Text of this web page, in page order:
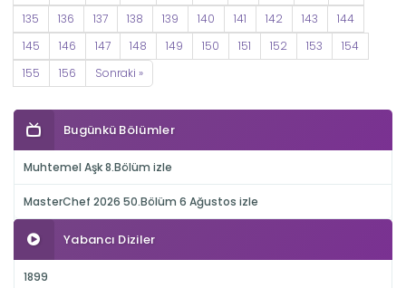
135
136 137 138 139 140 141 142 143
144
145
146 147 148 149 150 151 152 153
154
155
156 Sonraki »
Bugünkü Bölümler
Muhtemel Aşk 8.Bölüm izle
MasterChef 2026 50.Bölüm 6 Ağustos izle
Yabancı Diziler
1899